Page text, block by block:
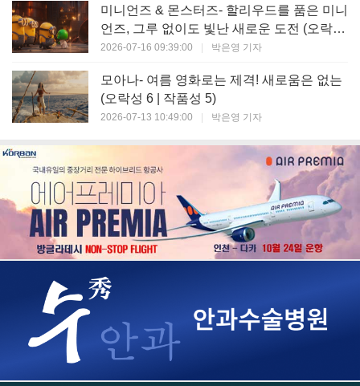
미니언즈 & 몬스터즈- 할리우드를 품은 미니
언즈, 그루 없이도 빛난 새로운 도전 (오락성
7 | 작품성 6)
2026-07-16 09:39:00 박은영 기자
모아나- 여름 영화로는 제격! 새로움은 없는
(오락성 6 | 작품성 5)
2026-07-13 10:49:00 박은영 기자